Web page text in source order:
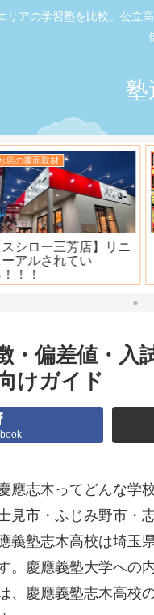
アの学習塾を比較。公
塾
お店の覆面取材
大衆焼肉ホール ニュー宝
島
・偏差値・入
けガイド
應志木ってどんな学
市・ふじみ野市・
義塾志木高校は埼玉
。慶應義塾大学への
慶應義塾志木高校